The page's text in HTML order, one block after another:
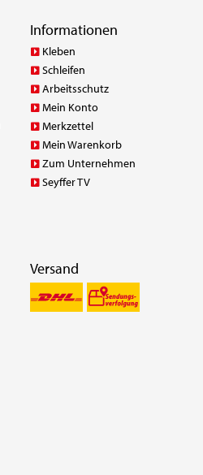
Informationen
Kleben
Schleifen
Arbeitsschutz
Mein Konto
Merkzettel
Mein Warenkorb
Zum Unternehmen
Seyffer TV
Versand